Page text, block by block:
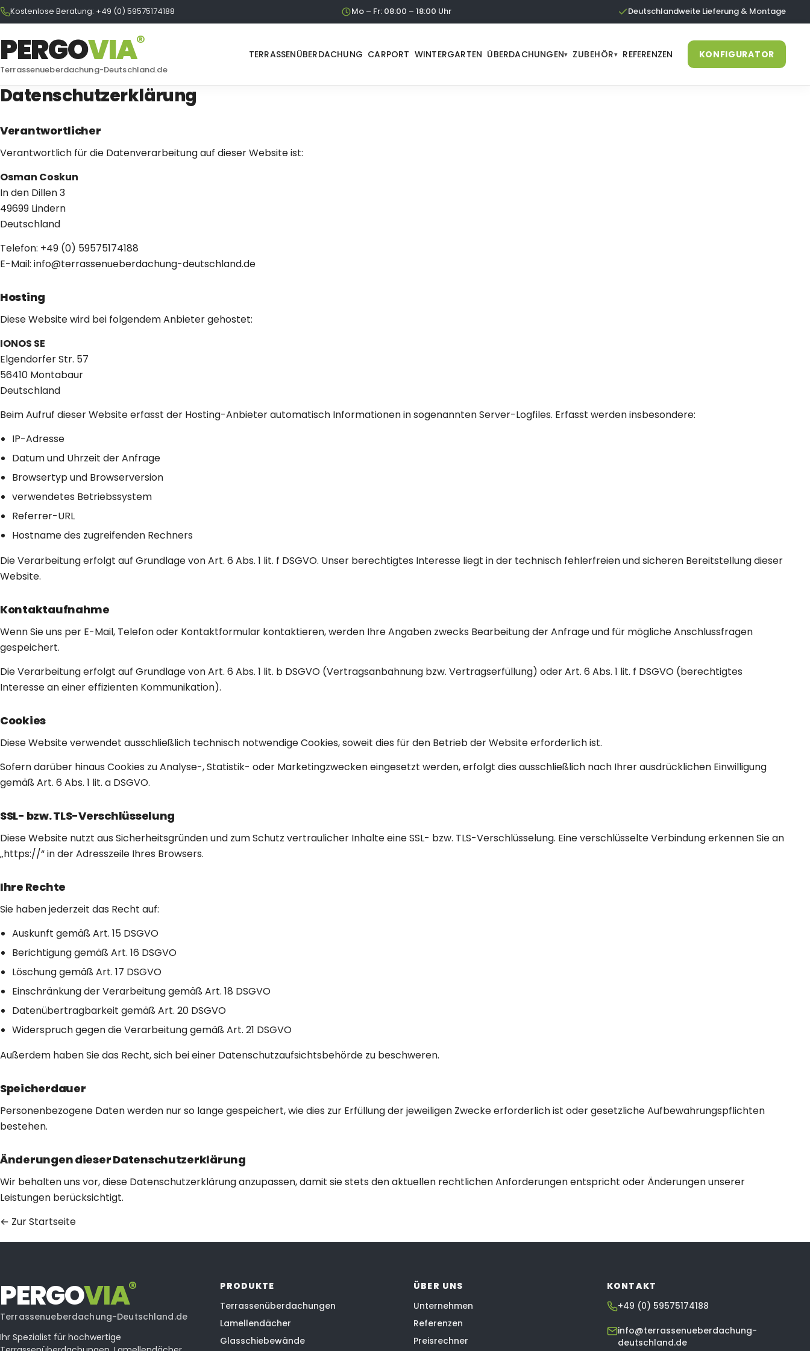
Kostenlose Beratung: +49 (0) 59575174188 Mo – Fr: 08:00 – 18:00 Uhr Deutschlandweite Lieferung & Montage
PERGOVIA®
Terrassenueberdachung-Deutschland.de
TERRASSENÜBERDACHUNG CARPORT WINTERGARTEN ÜBERDACHUNGEN▾ ZUBEHÖR▾ REFERENZEN KONFIGURATOR
Datenschutzerklärung
Verantwortlicher
Verantwortlich für die Datenverarbeitung auf dieser Website ist:
Osman Coskun
In den Dillen 3
49699 Lindern
Deutschland
Telefon: +49 (0) 59575174188
E-Mail: info@terrassenueberdachung-deutschland.de
Hosting
Diese Website wird bei folgendem Anbieter gehostet:
IONOS SE
Elgendorfer Str. 57
56410 Montabaur
Deutschland
Beim Aufruf dieser Website erfasst der Hosting-Anbieter automatisch Informationen in sogenannten Server-Logfiles. Erfasst werden insbesondere:
IP-Adresse
Datum und Uhrzeit der Anfrage
Browsertyp und Browserversion
verwendetes Betriebssystem
Referrer-URL
Hostname des zugreifenden Rechners
Die Verarbeitung erfolgt auf Grundlage von Art. 6 Abs. 1 lit. f DSGVO. Unser berechtigtes Interesse liegt in der technisch fehlerfreien und sicheren Bereitstellung dieser
Website.
Kontaktaufnahme
Wenn Sie uns per E-Mail, Telefon oder Kontaktformular kontaktieren, werden Ihre Angaben zwecks Bearbeitung der Anfrage und für mögliche Anschlussfragen
gespeichert.
Die Verarbeitung erfolgt auf Grundlage von Art. 6 Abs. 1 lit. b DSGVO (Vertragsanbahnung bzw. Vertragserfüllung) oder Art. 6 Abs. 1 lit. f DSGVO (berechtigtes
Interesse an einer effizienten Kommunikation).
Cookies
Diese Website verwendet ausschließlich technisch notwendige Cookies, soweit dies für den Betrieb der Website erforderlich ist.
Sofern darüber hinaus Cookies zu Analyse-, Statistik- oder Marketingzwecken eingesetzt werden, erfolgt dies ausschließlich nach Ihrer ausdrücklichen Einwilligung
gemäß Art. 6 Abs. 1 lit. a DSGVO.
SSL- bzw. TLS-Verschlüsselung
Diese Website nutzt aus Sicherheitsgründen und zum Schutz vertraulicher Inhalte eine SSL- bzw. TLS-Verschlüsselung. Eine verschlüsselte Verbindung erkennen Sie an
„https://“ in der Adresszeile Ihres Browsers.
Ihre Rechte
Sie haben jederzeit das Recht auf:
Auskunft gemäß Art. 15 DSGVO
Berichtigung gemäß Art. 16 DSGVO
Löschung gemäß Art. 17 DSGVO
Einschränkung der Verarbeitung gemäß Art. 18 DSGVO
Datenübertragbarkeit gemäß Art. 20 DSGVO
Widerspruch gegen die Verarbeitung gemäß Art. 21 DSGVO
Außerdem haben Sie das Recht, sich bei einer Datenschutzaufsichtsbehörde zu beschweren.
Speicherdauer
Personenbezogene Daten werden nur so lange gespeichert, wie dies zur Erfüllung der jeweiligen Zwecke erforderlich ist oder gesetzliche Aufbewahrungspflichten
bestehen.
Änderungen dieser Datenschutzerklärung
Wir behalten uns vor, diese Datenschutzerklärung anzupassen, damit sie stets den aktuellen rechtlichen Anforderungen entspricht oder Änderungen unserer
Leistungen berücksichtigt.
← Zur Startseite
PERGOVIA®
Terrassenueberdachung-Deutschland.de
Ihr Spezialist für hochwertige
PRODUKTE
Terrassenüberdachungen
Lamellendächer
Glasschiebewände
ÜBER UNS
Unternehmen
Referenzen
Preisrechner
KONTAKT
+49 (0) 59575174188
info@terrassenueberdachung-
deutschland.de